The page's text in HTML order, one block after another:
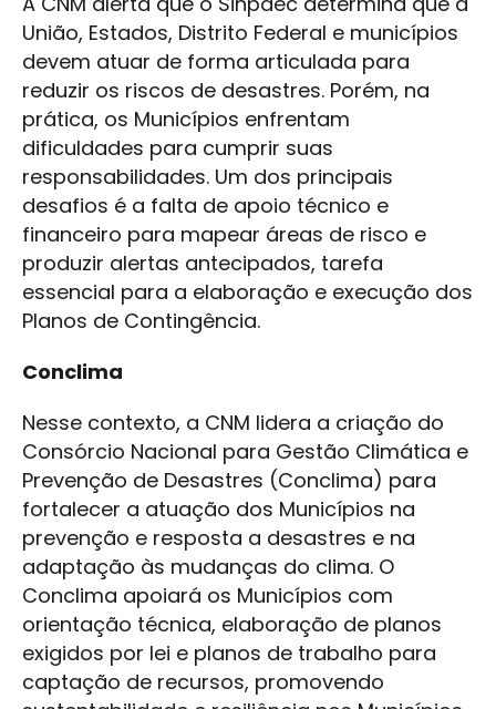
União, Estados, Distrito Federal e municípios
devem atuar de forma articulada para
reduzir os riscos de desastres. Porém, na
prática, os Municípios enfrentam
dificuldades para cumprir suas
responsabilidades. Um dos principais
desafios é a falta de apoio técnico e
financeiro para mapear áreas de risco e
produzir alertas antecipados, tarefa
essencial para a elaboração e execução dos
Planos de Contingência.
Conclima
Nesse contexto, a CNM lidera a criação do
Consórcio Nacional para Gestão Climática e
Prevenção de Desastres (Conclima) para
fortalecer a atuação dos Municípios na
prevenção e resposta a desastres e na
adaptação às mudanças do clima. O
Conclima apoiará os Municípios com
orientação técnica, elaboração de planos
exigidos por lei e planos de trabalho para
captação de recursos, promovendo